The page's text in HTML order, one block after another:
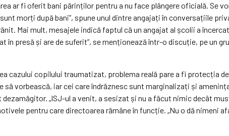
ar fi oferit bani părinților pentru a nu face plângere oficială. Se
morți după bani”, spune unul dintre angajați în conversațiile
Mai mult, mesajele indică faptul că un angajat al școlii a
în presă și are de suferit”, se menționează într-o discuție, pe un
cazului copilului traumatizat, problema reală pare a fi protecția
vorbească, iar cei care îndrăznesc sunt marginalizați și
„ISJ-ul a venit, a sesizat și nu a făcut nimic decât
pentru care directoarea rămâne în funcție. „Nu o dă nimeni